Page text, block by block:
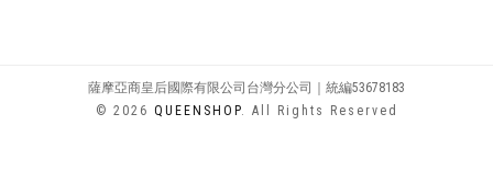
薩摩亞商皇后國際有限公司台灣分公司｜統編53678183
© 2026 QUEENSHOP. All Rights Reserved